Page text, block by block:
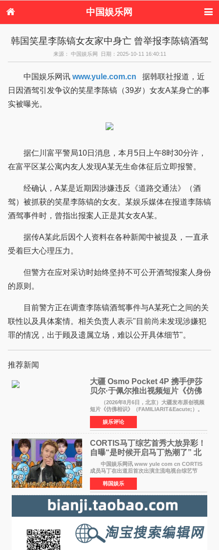
中国娱乐网
港台娱乐
日本娱乐 韩国娱乐
欧美娱乐
音乐新闻 影视新闻
内地明星八卦
港台明星八卦
欧美明星八卦
韩国笑星李陈镐女友家中身亡 曾举报李陈镐酒驾
来源： 中国娱乐网 日期：2025-10-11 16:40:11
中国娱乐网讯 www.yule.com.cn 据韩联社报道，近
日因酒驾引发争议的笑星李陈镐（39岁）女友A某身亡的事
实被曝光。
据仁川富平警局10日消息，本月5日上午8时30分许，
在富平区某公寓内友人发现A某无生命体征后立即报警。
经确认，A某是近期因涉嫌违反《道路交通法》（酒
驾）被抓获的笑星李陈镐的女友。某娱乐媒体在报道李陈镐
酒驾事件时，曾指出报案人正是其女友A某。
据传A某此后因个人资料在各种新闻中被提及，一直承
受着巨大心理压力。
但警方在应对采访时始终坚持不可公开酒驾报案人身份
的原则。
目前警方正在调查李陈镐酒驾事件与A某死亡之间的关
联性以及具体案情。相关负责人表示"目前尚未发现涉嫌犯
罪的情况，出于顾及遗属立场，难以公开具体细节"。
推荐新闻
大疆 Osmo Pocket 4P 携手伊莎
贝尔·于佩尔推出视频短片《仿佛
相识》
（2026年8月6日，北京）大疆发布原创视频
短片《仿佛相识》（FAMILIARIT&Eacute;）。
视频短片由戛纳国际电影节最佳女演员伊莎贝尔·
于佩尔（Isabelle Huppert）主演，全程使用大
疆首款双主摄口
娱乐评论
CORTIS马丁综艺首秀大放异彩！
自曝“是时候开启马丁热潮了” 北
美巡演火热进行中
中国娱乐网讯 www yule com cn CORTIS
成员马丁在出道后首次出演主流电视台综艺节
目，展现了多才多艺的魅力。 马丁出演了5日
播出的MBC《Radio Star》Fashion与Passion
之间，I&lsquo;m
韩国娱乐